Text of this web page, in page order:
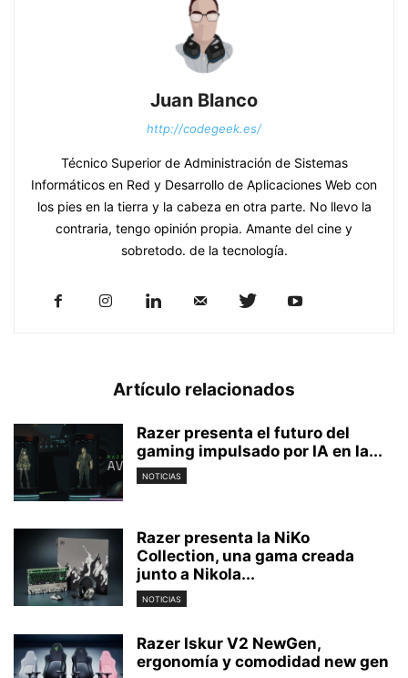
Juan Blanco
http://codegeek.es/
Técnico Superior de Administración de Sistemas
Informáticos en Red y Desarrollo de Aplicaciones Web con
los pies en la tierra y la cabeza en otra parte. No llevo la
contraria, tengo opinión propia. Amante del cine y
sobretodo. de la tecnología.
Artículo relacionados
Razer presenta el futuro del
gaming impulsado por IA en la...
NOTICIAS
Razer presenta la NiKo
Collection, una gama creada
junto a Nikola...
NOTICIAS
Razer Iskur V2 NewGen,
ergonomía y comodidad new gen